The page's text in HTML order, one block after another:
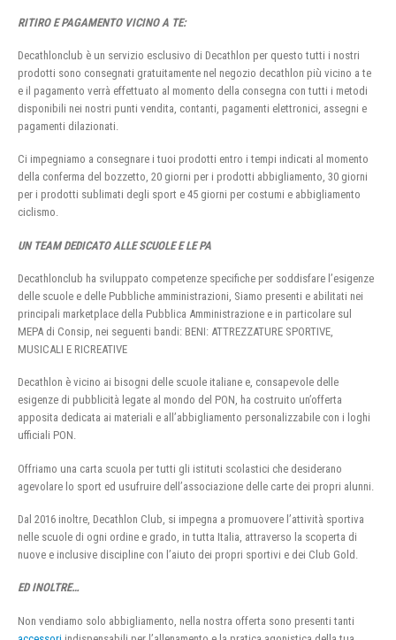
RITIRO E PAGAMENTO VICINO A TE:
Decathlonclub è un servizio esclusivo di Decathlon per questo tutti i nostri
prodotti sono consegnati gratuitamente nel negozio decathlon più vicino a te
e il pagamento verrà effettuato al momento della consegna con tutti i metodi
disponibili nei nostri punti vendita, contanti, pagamenti elettronici, assegni e
pagamenti dilazionati.
Ci impegniamo a consegnare i tuoi prodotti entro i tempi indicati al momento
della conferma del bozzetto, 20 giorni per i prodotti abbigliamento, 30 giorni
per i prodotti sublimati degli sport e 45 giorni per costumi e abbigliamento
ciclismo.
UN TEAM DEDICATO ALLE SCUOLE E LE PA
Decathlonclub ha sviluppato competenze specifiche per soddisfare l’esigenze
delle scuole e delle Pubbliche amministrazioni, Siamo presenti e abilitati nei
principali marketplace della Pubblica Amministrazione e in particolare sul
MEPA di Consip, nei seguenti bandi: BENI: ATTREZZATURE SPORTIVE,
MUSICALI E RICREATIVE
Decathlon è vicino ai bisogni delle scuole italiane e, consapevole delle
esigenze di pubblicità legate al mondo del PON, ha costruito un’offerta
apposita dedicata ai materiali e all’abbigliamento personalizzabile con i loghi
ufficiali PON.
Offriamo una carta scuola per tutti gli istituti scolastici che desiderano
agevolare lo sport ed usufruire dell’associazione delle carte dei propri alunni.
Dal 2016 inoltre, Decathlon Club, si impegna a promuovere l’attività sportiva
nelle scuole di ogni ordine e grado, in tutta Italia, attraverso la scoperta di
nuove e inclusive discipline con l’aiuto dei propri sportivi e dei Club Gold.
ED INOLTRE…
Non vendiamo solo abbigliamento, nella nostra offerta sono presenti tanti